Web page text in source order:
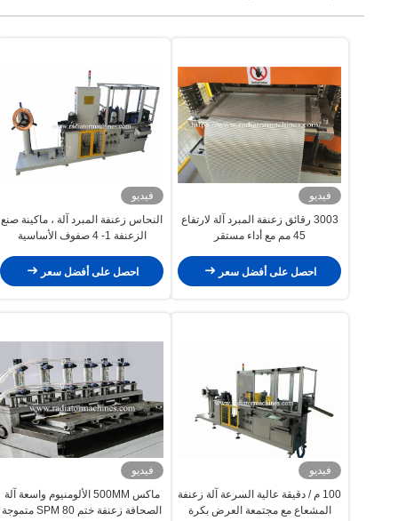
فيديو
3003 رقائق زعنفة المبرد آلة لارتفاع
45 مم مع أداء مستقر
احصل على أفضل سعر
فيديو
النحاس زعنفة المبرد آلة ، ماكينة صنع
الزعنفة 1- 4 صفوف الأساسية
احصل على أفضل سعر
فيديو
100 م / دقيقة عالية السرعة آلة زعنفة
المشعاع مع مجتمعة العرض بكرة
فيديو
ماكس 500MM الألومنيوم واسعة آلة
الصحافة زعنفة ختم 80 SPM متموجة